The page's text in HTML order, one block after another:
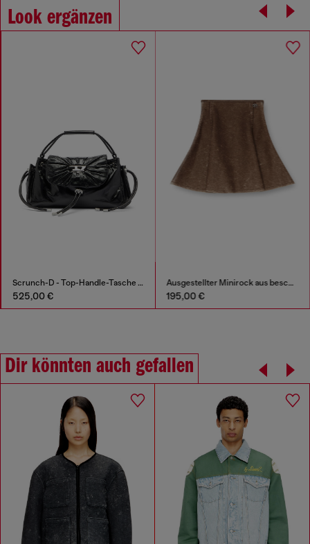
Look ergänzen
Scrunch-D - Top-Handle-Tasche aus glänzendem Leder mit Falten
525,00 €
Ausgestellter Minirock aus beschichtetem Material
195,00 €
Dir könnten auch gefallen